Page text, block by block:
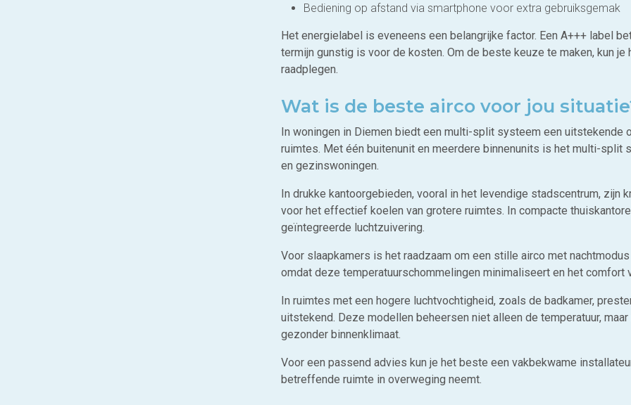
Bediening op afstand via smartphone voor extra gebruiksgemak
Het energielabel is eveneens een belangrijke factor. Een A+++ label
termijn gunstig is voor de kosten. Om de beste keuze te maken, kun
raadplegen.
Wat is de beste airco voor jou
In woningen in Diemen biedt een multi-split systeem een uitstekende
ruimtes. Met één buitenunit en meerdere binnenunits is het multi-split
en gezinswoningen.
In drukke kantoorgebieden, vooral in het levendige stadscentrum, zijn
voor het effectief koelen van grotere ruimtes. In compacte
geïntegreerde luchtzuivering.
Voor slaapkamers is het raadzaam om een stille airco met
omdat deze temperatuurschommelingen minimaliseert en het comfort
In ruimtes met een hogere luchtvochtigheid, zoals de badkamer,
uitstekend. Deze modellen beheersen niet alleen de temperatuur,
gezonder binnenklimaat.
Voor een passend advies kun je het beste een vakbekwame
betreffende ruimte in overweging neemt.